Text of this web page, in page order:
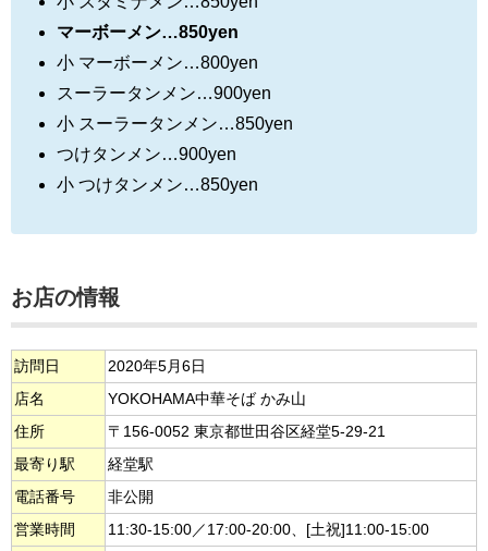
マーボーメン…850yen
小 マーボーメン…800yen
スーラータンメン…900yen
小 スーラータンメン…850yen
つけタンメン…900yen
小 つけタンメン…850yen
お店の情報
訪問日
2020年5月6日
店名
YOKOHAMA中華そば かみ山
住所
〒156-0052 東京都世田谷区経堂5-29-21
最寄り駅
経堂駅
電話番号
非公開
営業時間
11:30-15:00／17:00-20:00、[土祝]11:00-15:00